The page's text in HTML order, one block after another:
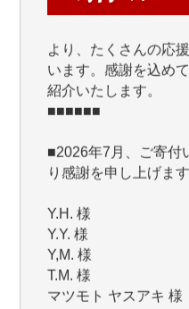
より、たくさんの応
紹介いたします。
■■■■■■
■2026年7月、ご寄付
Y.H. 様
Y,M. 様
T.M. 様
マツモト ヤスアキ 様
マシオン 恵美香 様
岩井 祐子 様